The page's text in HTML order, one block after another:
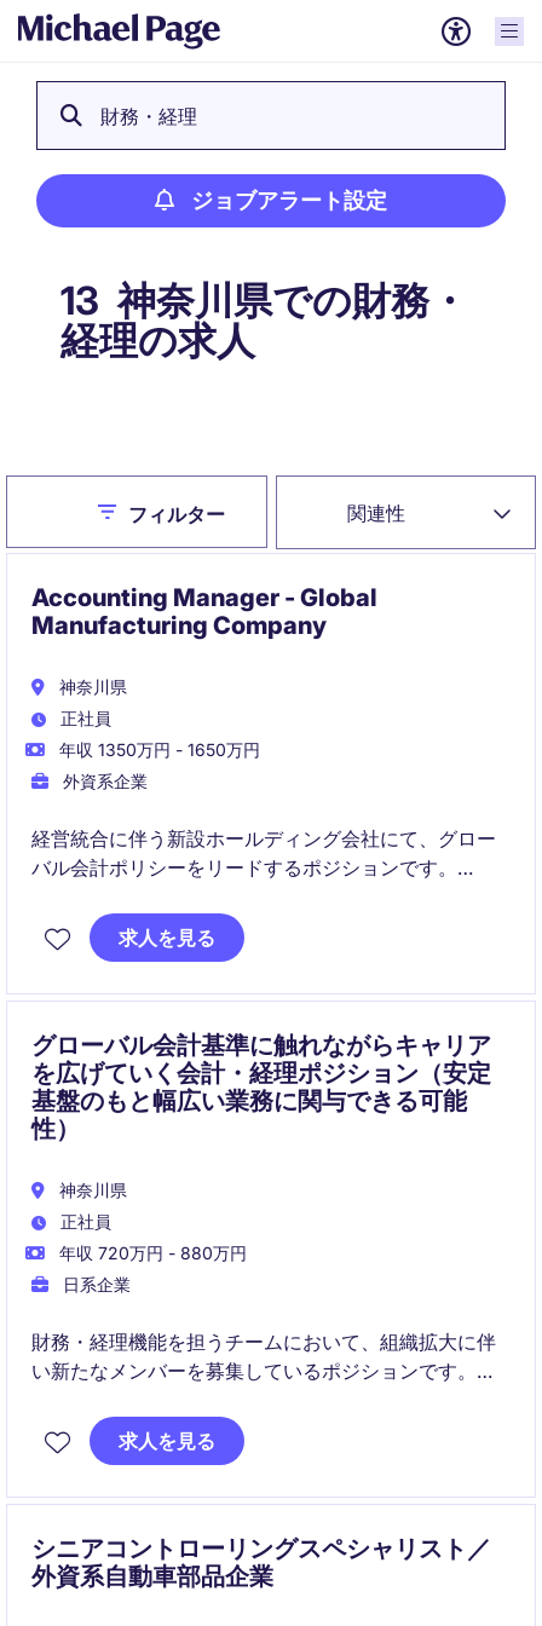
財務・経理
ジョブアラート設定
13 神奈川県での財務・
経理の求人
関連性
Closeフィルター
Accounting Manager - Global
Manufacturing Company
神奈川県
正社員
年収 1350万円 - 1650万円
外資系企業
経営統合に伴う新設ホールディング会社にて、グロー
バル会計ポリシーをリードするポジションです。
IFRS・連結・開示・ガバナンスを横断し、経営および
株主に近い立場で高度な財務課題に関与できます。
求人を見る
グローバル会計基準に触れながらキャリア
を広げていく会計・経理ポジション（安定
基盤のもと幅広い業務に関与できる可能
性）
神奈川県
正社員
年収 720万円 - 880万円
日系企業
財務・経理機能を担うチームにおいて、組織拡大に伴
い新たなメンバーを募集しているポジションです。日
外との連携を通じて専門性と実務力の双方を高めてい
くことが期待されます。横断的なプロジェクトへの参
求人を見る
シニアコントローリングスペシャリスト／
外資系自動車部品企業